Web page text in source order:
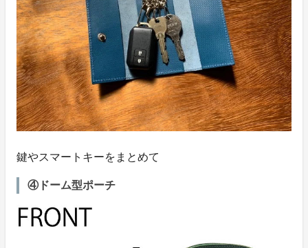
鍵やスマートキーをまとめて
④ドーム型ポーチ